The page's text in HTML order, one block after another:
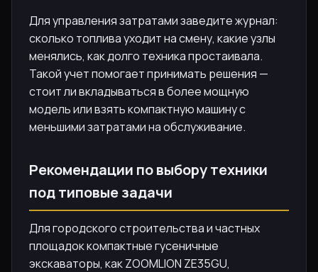
Для управления затратами заведите журнал:
сколько топлива уходит на смену, какие узлы
менялись, как долго техника простаивала.
Такой учет помогает принимать решения —
стоит ли вкладываться в более мощную
модель или взять компактную машину с
меньшими затратами на обслуживание.
Рекомендации по выбору техники
под типовые задачи
Для городского строительства и частных
площадок компактные гусеничные
экскаваторы, как ZOOMLION ZE35GU,